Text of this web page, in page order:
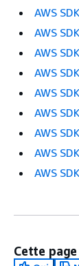
AWS
AWS
AWS
AWS
AWS
AWS
AWS
AWS
AWS
Cette